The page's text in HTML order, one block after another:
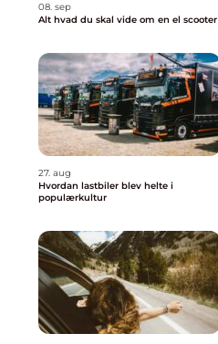
08. sep
Alt hvad du skal vide om en el scooter
27. aug
Hvordan lastbiler blev helte i
populærkultur